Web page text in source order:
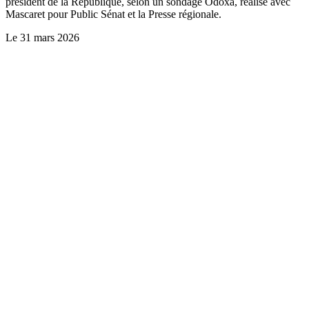
Mascaret pour Public Sénat et la Presse régionale.
Le 31 mars 2026